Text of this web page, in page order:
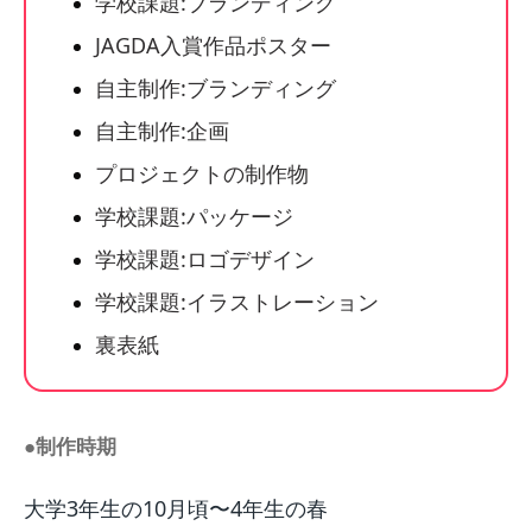
JAGDA入賞作品ポスター
自主制作:ブランディング
自主制作:企画
プロジェクトの制作物
学校課題:パッケージ
学校課題:ロゴデザイン
学校課題:イラストレーション
裏表紙
●制作時期
大学3年生の10月頃〜4年生の春